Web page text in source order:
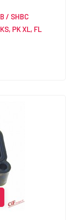
/ SHBC
PK XL, FL